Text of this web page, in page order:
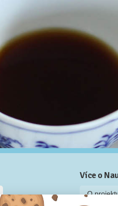
Více o
O